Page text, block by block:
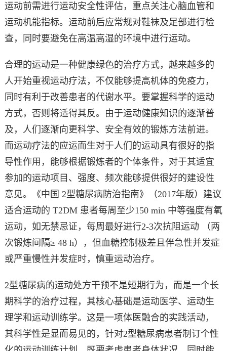
运动前需进行运动安全性评估，重点关注心脑血管和
运动机能指标。运动前后应常规对鞋袜及足部进行检
查，同时要避免在高温高湿的环境中进行运动。
合理的运动是一种健康绿色的治疗方式，越来越多的
人开始重视运动疗法，不仅能够提高机体的免疫力，
同时有利于改善患者的代谢水平。要掌握科学的运动
方式，否则将适得其反。由于运动健康知识的逐渐普
及，人们逐渐向更科学、安全有效的锻炼方法前进。
而运动疗法的应运而生对于人们的运动具有很好的指
导性作用，能够根据锻炼者的个体条件，对于其适宜
参加的运动项目、强度、频次能够提供很好的建设性
意见。《中国 2型糖尿病防治指南》（2017年版）建议
适合运动的 T2DM 患者每周至少150 min 中等强度有氧
运动，如无禁忌证，每周最好进行2-3次抗阻运动 （两
次锻炼间隔≥ 48 h），但血糖控制极差且伴急性并发症
或严重慢性并发症时，慎重运动治疗。
2型糖尿病的运动处方干预不是短期行为，而是一个长
期科学的治疗过程，其核心基础是运动医学、运动生
理学和运动训练学。这是一项体医融合的实践活动，
其科学性是显而易见的，针对2型糖尿病患者制订个性